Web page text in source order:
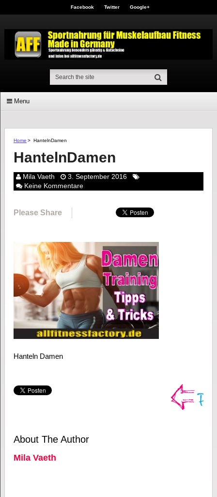
Facebook Twitter Google+
Menu
Home > HantelnDamen
HantelnDamen
Mila Vaeth
3. September 2016
Keine Kommentare
Please Share
Hanteln Damen
About The Author
Mila Vaeth